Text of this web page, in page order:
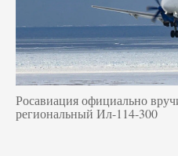
Росавиация официально
региональный Ил-114-300